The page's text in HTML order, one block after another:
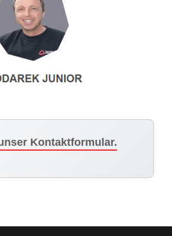
Kontaktformular.